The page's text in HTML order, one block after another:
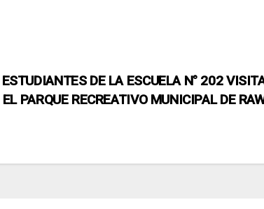
ESTUDIANTES DE LA ESCUELA N° 202
EL PARQUE RECREATIVO MUNICIPAL DE